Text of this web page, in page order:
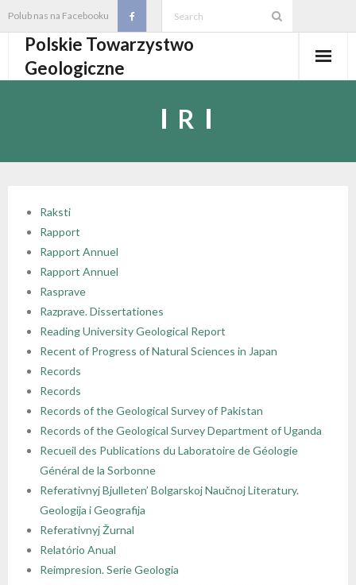
content
Polub nas na Facebooku
Polskie Towarzystwo
Geologiczne
- Historia
- Osobistości PTGeol
- Statut PTGeol i regulaminy
- Walny Zjazd Delegatów
- - Regulamin Walnego Zjazdu Delegatów
- - Uchwały bieżące
Oddziały, koła, sekcje
- - Oddział Gdański
- - Oddział Górnośląski
- - Oddział Karpacki
- - Oddział Krakowski
- - Oddział Poznański
- - Oddział Szczeciński
- - Oddział Świętokrzyski
- - Oddział Warszawski
- - Oddział Wrocławski
- Sekcje
- - Sekcja Badań Strukturalnych i Geozagrożeń
- - Sekcja Geologii Samorządowej
- - Sekcja Historii Nauk Geologicznych
- - Sekcja Paleontologiczna
- - Sekcja Sedymentologiczna
- - Sekcja Sozologii
- - Polish & Slovak Working Group of the Jurassic
System PGS
Wydarzenia
- Core Logging School COLOS
- Polski Kongres Geologiczny
- - I Kongres Geologiczny
- - II Kongres Geologiczny
- - III Kongres Geologiczny
- - IV Kongres Geologiczny
- Zjazdy Naukowe PTGeol
- - Archiwum zjazdów
- Inne konferencje
- - POKOS – Polska Konferencja
Sedymentologiczna
- Warsztaty
Członkostwo
- Członkostwo
- Członkowie honorowi
- Członkowie wspierający i partnerzy
- Opłaty
Biblioteka
- Katalog (Online Public Access Catalog)
- Katalog czasopism
- Katalog map
- Przewodniki Zjazdów Naukowych PTGeol
- Materiały Kongresowe
- Inne materiały konferencyjne
Nagrody i stypendia
Linki
Galerie
- 100-lecie PTGeol
R
Raksti
Rapport
Rapport Annuel
Rapport Annuel
Rasprave
Razprave. Dissertationes
Reading University Geological Report
Recent of Progress of Natural Sciences in Japan
Records
Records
Records of the Geological Survey of Pakistan
Records of the Geological Survey Department of Uganda
Recueil des Publications du Laboratoire de Géologie
Général de la Sorbonne
Referativnyj Bjulleten’ Bolgarskoj Naučnoj Literatury.
Geologija i Geografija
Referativnyj Žurnal
Relatório Anual
Reimpresion. Serie Geologia